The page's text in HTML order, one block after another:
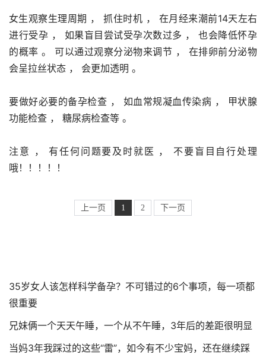
女生观察生理周期 ， 抓住时机 ， 在月经来潮前14天左右
进行受孕 ， 如果盲目尝试受孕次数过多 ， 也会降低怀孕
的概率 。 可以通过观察分泌物来调节 ， 在排卵前分泌物
会呈拉丝状态 ， 会更加透明 。
要做好必要的备孕检查 ， 如血常规凝血传染病 ， 甲状腺
功能检查 ， 糖尿病检查等 。
注意 ， 有任何问题要及时就医 ， 不要盲目自行处理
哦！！！！！
上一页 1 2 下一页
35岁女人该怎样科学备孕？不可错过的6个事项，每一项都
很重要
兄妹俩一个天天午睡，一个从不午睡，3年后的差距很明显
当妈3年我踩过的这些“雷”，如今有不少宝妈，还在继续踩